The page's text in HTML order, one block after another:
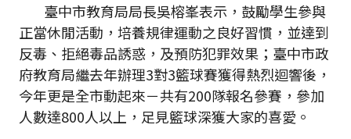
臺中市教育局局長吳榕峯表示，鼓勵學生參與
正當休閒活動，培養規律運動之良好習慣，並達到
反毒、拒絕毒品誘惑，及預防犯罪效果；臺中市政
府教育局繼去年辦理3對3籃球賽獲得熱烈迴響後，
今年更是全市動起來－共有200隊報名參賽，參加
人數達800人以上，足見籃球深獲大家的喜愛。